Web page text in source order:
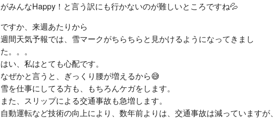
がみんなHappy！と言う訳にも行かないのが難しいところですね💦
ですか、来週あたりから
週間天気予報では、雪マークがちらちらと見かけるようになってきまし
た。。。
はい、私はとても心配です。
なぜかと言うと、ぎっくり腰が増えるから😅
雪を仕事にしてる方も、もちろんケガをします。
また、スリップによる交通事故も急増します。
自動運転など技術の向上により、数年前よりは、交通事故は減っていますが、